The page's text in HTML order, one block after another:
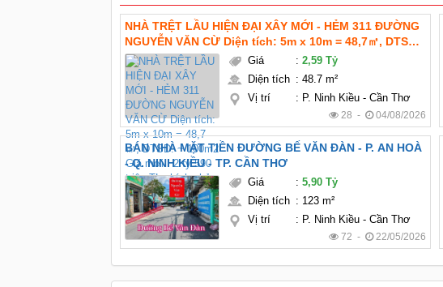
NHÀ TRỆT LẦU HIỆN ĐẠI XÂY MỚI - HẺM 311 ĐƯỜNG
NGUYỄN VĂN CỪ Diện tích: 5m x 10m = 48,7㎡, DTSD:
~ 100m2 Giá mới : 2 tỷ 590 triệu TL chính chủ Pháp lý:
thổ cư hoàn công Hướng: Tây bắc
Giá :2,59 Tỷ
Diện tích :48.7 m²
Vị trí
: P. Ninh Kiều - Cần Thơ
28 - 04/08/2026
BÁN NHÀ MẶT TIỀN ĐƯỜNG BẾ VĂN ĐÀN - P. AN HOÀ
- Q. NINH KIỀU - TP. CẦN THƠ
Giá :5,90 Tỷ
Diện tích : 123 m²
Vị trí
: P. Ninh Kiều - Cần Thơ
72 - 22/05/2026